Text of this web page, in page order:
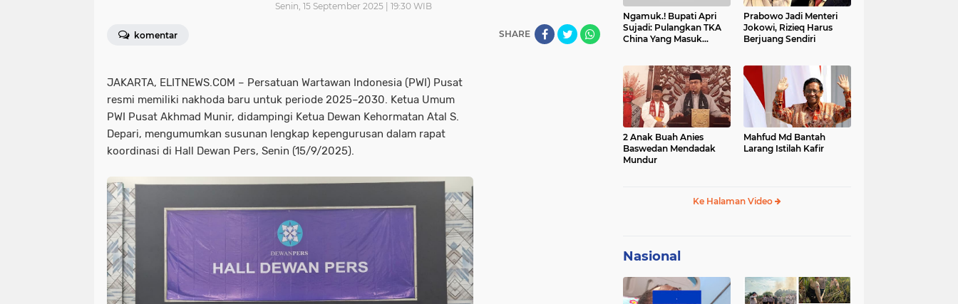
Senin, 15 September 2025 | 19:30 WIB
komentar SHARE
JAKARTA, ELITNEWS.COM – Persatuan Wartawan Indonesia (PWI) Pusat
resmi memiliki nakhoda baru untuk periode 2025–2030. Ketua Umum
PWI Pusat Akhmad Munir, didampingi Ketua Dewan Kehormatan Atal S.
Depari, mengumumkan susunan lengkap kepengurusan dalam rapat
koordinasi di Hall Dewan Pers, Senin (15/9/2025).
Ngamuk.! Bupati Apri
Sujadi: Pulangkan TKA
China Yang Masuk
Prabowo Jadi Menteri
Jokowi, Rizieq Harus
Berjuang Sendiri
2 Anak Buah Anies
Baswedan Mendadak
Mundur
Mahfud Md Bantah
Larang Istilah Kafir
Ke Halaman Video
Nasional